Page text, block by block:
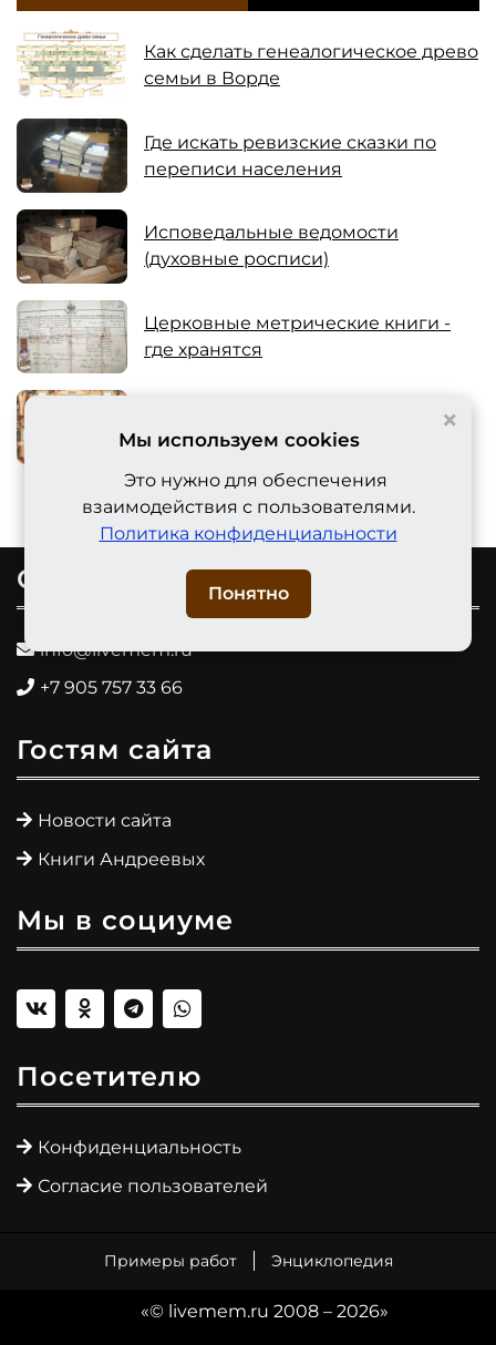
Как сделать генеалогическое древо
семьи в Ворде
Где искать ревизские сказки по
переписи населения
Исповедальные ведомости
(духовные росписи)
Церковные метрические книги -
где хранятся
Зачем нужна родословная и надо
ли знать предков
Связь с нами
info@livemem.ru
+7 905 757 33 66
Гостям сайта
Новости сайта
Книги Андреевых
Мы в социуме
Посетителю
Конфиденциальность
Согласие пользователей
Примеры работ Энциклопедия
«© livemem.ru 2008 – 2026»
×
Мы используем cookies
Это нужно для обеспечения
взаимодействия с пользователями.
Политика конфиденциальности
Понятно